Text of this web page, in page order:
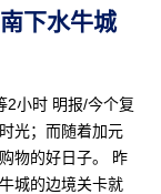
下水牛城
2小时 明报/今个复
光；而随着加元
物的好日子。 昨
城的边境关卡就